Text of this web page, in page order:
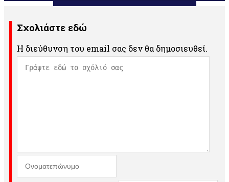
Σχολιάστε εδώ
Η διεύθυνση του email σας δεν θα δημοσιευθεί.